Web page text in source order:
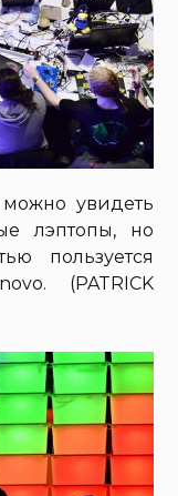
увидеть
лэптопы, но
пользуется
(PATRICK